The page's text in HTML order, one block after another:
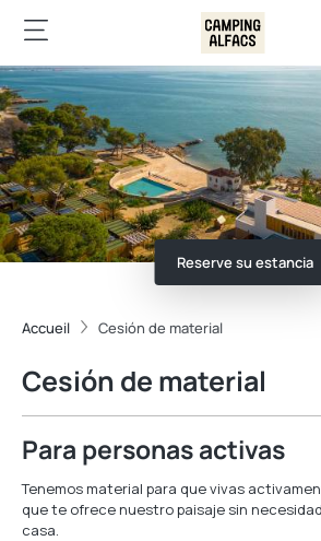
Reserve su estancia
Accueil Cesión de material
Cesión de material
Para personas activas
Tenemos material para que vivas
que te ofrece nuestro paisaje sin
casa.